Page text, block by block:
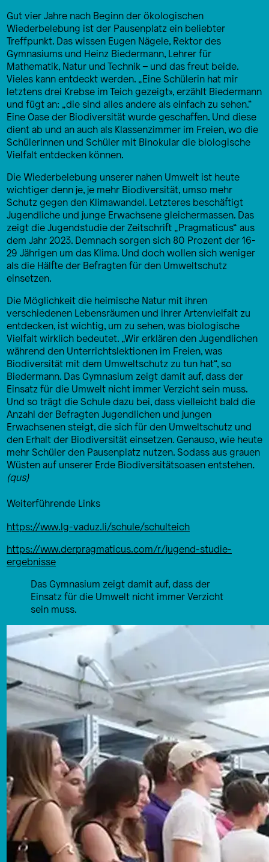
Gut vier Jahre nach Beginn der ökologischen
Wiederbelebung ist der Pausenplatz ein beliebter
Treffpunkt. Das wissen Eugen Nägele, Rektor des
Gymnasiums und Heinz Biedermann, Lehrer für
Mathematik, Natur und Technik – und das freut beide.
Vieles kann entdeckt werden. „Eine Schülerin hat mir
letztens drei Krebse im Teich gezeigt», erzählt Biedermann
und fügt an: „die sind alles andere als einfach zu sehen.“
Eine Oase der Biodiversität wurde geschaffen. Und diese
dient ab und an auch als Klassenzimmer im Freien, wo die
Schülerinnen und Schüler mit Binokular die biologische
Vielfalt entdecken können.
Die Wiederbelebung unserer nahen Umwelt ist heute
wichtiger denn je, je mehr Biodiversität, umso mehr
Schutz gegen den Klimawandel. Letzteres beschäftigt
Jugendliche und junge Erwachsene gleichermassen. Das
zeigt die Jugendstudie der Zeitschrift „Pragmaticus“ aus
dem Jahr 2023. Demnach sorgen sich 80 Prozent der 16-
29 Jährigen um das Klima. Und doch wollen sich weniger
als die Hälfte der Befragten für den Umweltschutz
einsetzen.
Die Möglichkeit die heimische Natur mit ihren
verschiedenen Lebensräumen und ihrer Artenvielfalt zu
entdecken, ist wichtig, um zu sehen, was biologische
Vielfalt wirklich bedeutet. „Wir erklären den Jugendlichen
während den Unterrichtslektionen im Freien, was
Biodiversität mit dem Umweltschutz zu tun hat“, so
Biedermann. Das Gymnasium zeigt damit auf, dass der
Einsatz für die Umwelt nicht immer Verzicht sein muss.
Und so trägt die Schule dazu bei, dass vielleicht bald die
Anzahl der Befragten Jugendlichen und jungen
Erwachsenen steigt, die sich für den Umweltschutz und
den Erhalt der Biodiversität einsetzen. Genauso, wie heute
mehr Schüler den Pausenplatz nutzen. Sodass aus grauen
Wüsten auf unserer Erde Biodiversitätsoasen entstehen.
(qus)
Weiterführende Links
https://www.lg-vaduz.li/schule/schulteich
https://www.derpragmaticus.com/r/jugend-studie-
ergebnisse
Das Gymnasium zeigt damit auf, dass der
Einsatz für die Umwelt nicht immer Verzicht
sein muss.